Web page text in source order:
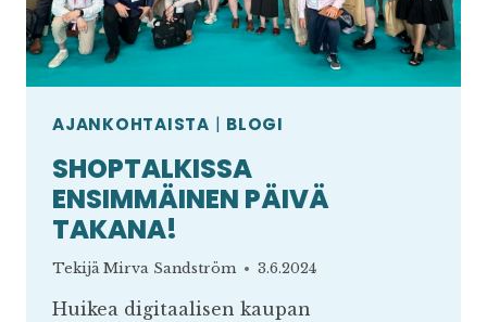
AJANKOHTAISTA | BLOGI
SHOPTALKISSA
ENSIMMÄINEN PÄIVÄ
TAKANA!
Tekijä Mirva Sandström 3.6.2024
Huikea digitaalisen kaupan